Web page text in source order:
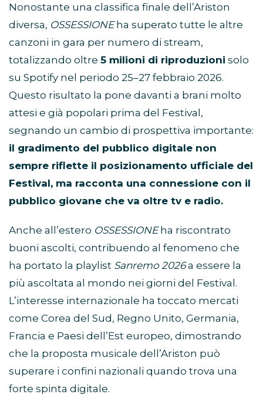
Nonostante una classifica finale dell’Ariston
diversa, OSSESSIONEha superato tutte le altre
canzoni in gara per numero di stream,
totalizzando oltre 5 milioni di riproduzioni solo
su Spotify nel periodo 25–27 febbraio 2026.
Questo risultato la pone davanti a brani molto
attesi e già popolari prima del Festival,
segnando un cambio di prospettiva importante:
il gradimento del pubblico digitale non
sempre riflette il posizionamento ufficiale del
Festival, ma racconta una connessione con il
pubblico giovane che va oltre tv e radio.
Anche all’estero OSSESSIONEha riscontrato
buoni ascolti, contribuendo al fenomeno che
ha portato la playlist Sanremo 2026a essere la
più ascoltata al mondo nei giorni del Festival.
L’interesse internazionale ha toccato mercati
come Corea del Sud, Regno Unito, Germania,
Francia e Paesi dell’Est europeo, dimostrando
che la proposta musicale dell’Ariston può
superare i confini nazionali quando trova una
forte spinta digitale.